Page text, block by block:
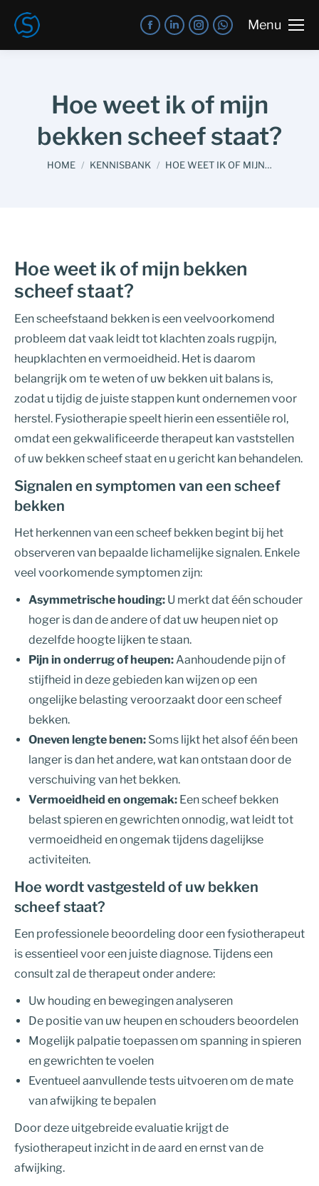
Menu
Hoe weet ik of mijn
bekken scheef staat?
You are here:
HOME KENNISBANK HOE WEET IK OF MIJN…
Hoe weet ik of mijn bekken
scheef staat?
Een scheefstaand bekken is een veelvoorkomend
probleem dat vaak leidt tot klachten zoals rugpijn,
heupklachten en vermoeidheid. Het is daarom
belangrijk om te weten of uw bekken uit balans is,
zodat u tijdig de juiste stappen kunt ondernemen voor
herstel. Fysiotherapie speelt hierin een essentiële rol,
omdat een gekwalificeerde therapeut kan vaststellen
of uw bekken scheef staat en u gericht kan behandelen.
Signalen en symptomen van een scheef
bekken
Het herkennen van een scheef bekken begint bij het
observeren van bepaalde lichamelijke signalen. Enkele
veel voorkomende symptomen zijn:
Asymmetrische houding: U merkt dat één schouder
hoger is dan de andere of dat uw heupen niet op
dezelfde hoogte lijken te staan.
Pijn in onderrug of heupen:Aanhoudende pijn of
stijfheid in deze gebieden kan wijzen op een
ongelijke belasting veroorzaakt door een scheef
bekken.
Oneven lengte benen: Soms lijkt het alsof één been
langer is dan het andere, wat kan ontstaan door de
verschuiving van het bekken.
Vermoeidheid en ongemak: Een scheef bekken
belast spieren en gewrichten onnodig, wat leidt tot
vermoeidheid en ongemak tijdens dagelijkse
activiteiten.
Hoe wordt vastgesteld of uw bekken
scheef staat?
Een professionele beoordeling door een fysiotherapeut
is essentieel voor een juiste diagnose. Tijdens een
consult zal de therapeut onder andere:
Uw houding en bewegingen analyseren
De positie van uw heupen en schouders beoordelen
Mogelijk palpatie toepassen om spanning in spieren
en gewrichten te voelen
Eventueel aanvullende tests uitvoeren om de mate
van afwijking te bepalen
Door deze uitgebreide evaluatie krijgt de
fysiotherapeut inzicht in de aard en ernst van de
afwijking.